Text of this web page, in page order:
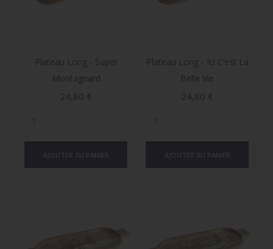
Plateau Long - Super
Montagnard
Prix
24,80 €
Plateau Long - Ici C’est La
Belle Vie
Prix
24,80 €